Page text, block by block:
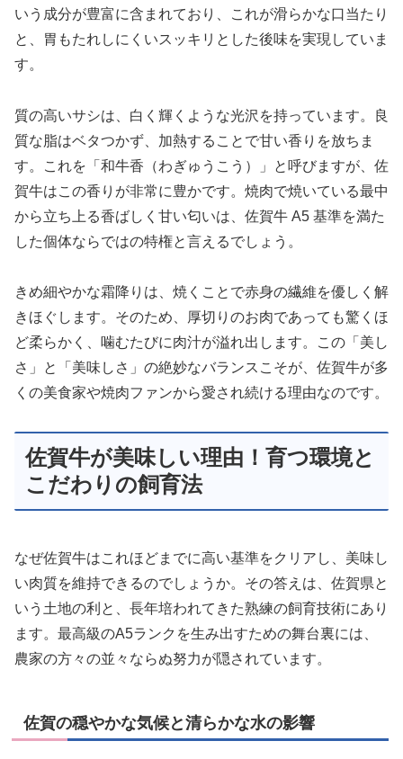
いう成分が豊富に含まれており、これが滑らかな口当たり
と、胃もたれしにくいスッキリとした後味を実現していま
す。
質の高いサシは、白く輝くような光沢を持っています。良
質な脂はベタつかず、加熱することで甘い香りを放ちま
す。これを「和牛香（わぎゅうこう）」と呼びますが、佐
賀牛はこの香りが非常に豊かです。焼肉で焼いている最中
から立ち上る香ばしく甘い匂いは、佐賀牛 A5 基準を満た
した個体ならではの特権と言えるでしょう。
きめ細やかな霜降りは、焼くことで赤身の繊維を優しく解
きほぐします。そのため、厚切りのお肉であっても驚くほ
ど柔らかく、噛むたびに肉汁が溢れ出します。この「美し
さ」と「美味しさ」の絶妙なバランスこそが、佐賀牛が多
くの美食家や焼肉ファンから愛され続ける理由なのです。
佐賀牛が美味しい理由！育つ環境と
こだわりの飼育法
なぜ佐賀牛はこれほどまでに高い基準をクリアし、美味し
い肉質を維持できるのでしょうか。その答えは、佐賀県と
いう土地の利と、長年培われてきた熟練の飼育技術にあり
ます。最高級のA5ランクを生み出すための舞台裏には、
農家の方々の並々ならぬ努力が隠されています。
佐賀の穏やかな気候と清らかな水の影響